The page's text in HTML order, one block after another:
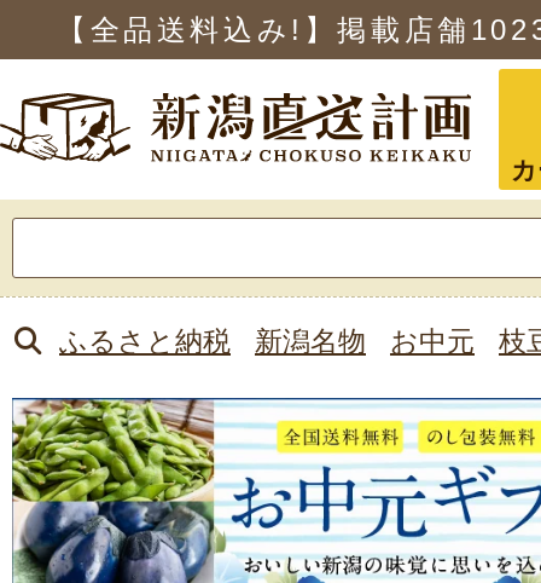
【全品送料込み!】掲載店舗
索:
ふるさと納税 新潟名物 お中元 枝